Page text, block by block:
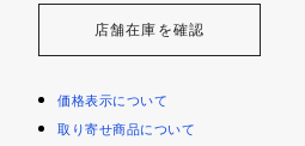
店舗在庫を確認
価格表示について
取り寄せ商品について